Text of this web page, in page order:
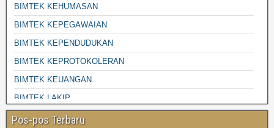
BIMTEK KEHUMASAN
BIMTEK KEPEGAWAIAN
BIMTEK KEPENDUDUKAN
BIMTEK KEPROTOKOLERAN
BIMTEK KEUANGAN
BIMTEK LAKIP
BIMTEK LINGKUNGAN HIDUP
Pos-pos Terbaru